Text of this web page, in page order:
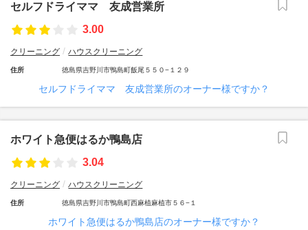
セルフドライママ 友成営業所
3.00
クリーニング ハウスクリーニング
住所 徳島県吉野川市鴨島町飯尾５５０−１２９
セルフドライママ 友成営業所のオーナー様ですか？
ホワイト急便はるか鴨島店
3.04
クリーニング ハウスクリーニング
住所 徳島県吉野川市鴨島町西麻植麻植市５６−１
ホワイト急便はるか鴨島店のオーナー様ですか？